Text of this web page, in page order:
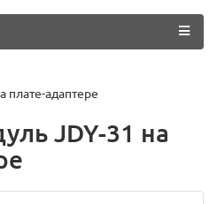
плате-адаптере
JDY-31 на